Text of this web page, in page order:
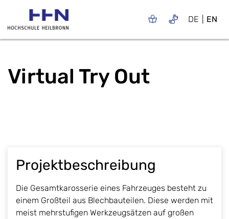
DE EN
Virtual Try Out
Projektbeschreibung
Die Gesamtkarosserie eines Fahrzeuges besteht zu
einem Großteil aus Blechbauteilen. Diese werden mit
meist mehrstufigen Werkzeugsätzen auf großen